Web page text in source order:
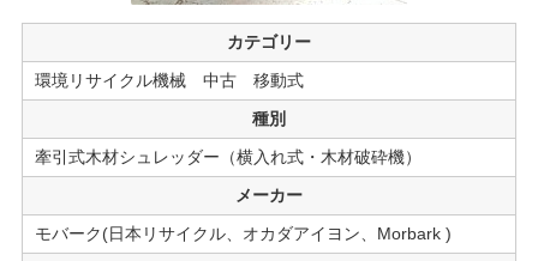
カテゴリー
環境リサイクル機械 中古 移動式
種別
牽引式木材シュレッダー（横入れ式・木材破砕機）
メーカー
モバーク(日本リサイクル、オカダアイヨン、Morbark )